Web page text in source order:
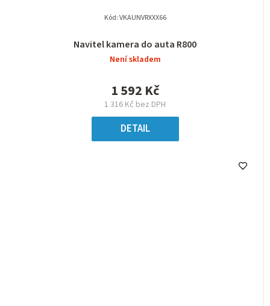
Navitel kamera do auta R800
Není skladem
1 316 Kč bez DPH
1 592 Kč
DETAIL
Kód:VKAUNVRXXX66